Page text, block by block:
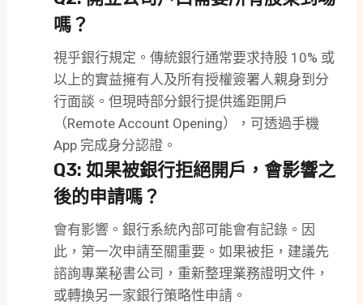
嗎？
視乎銀行規定。傳統銀行通常要求持股 10% 或
以上的實益擁有人及所有授權簽署人親身到分
行面談。但現時部分銀行提供遙距開戶
（Remote Account Opening），可透過手機
App 完成身分認證。
Q3: 如果被銀行拒絕開戶，會影響之
後的申請嗎？
會有影響。銀行系統內部可能會有記錄。因
此，第一次申請至關重要。如果被拒，建議先
諮詢專業秘書公司，重新整理業務證明文件，
或轉換另一家銀行策略性申請。